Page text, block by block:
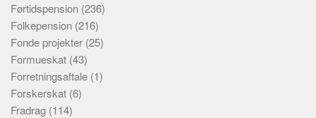
Førtidspension (236)
Folkepension (216)
Fonde projekter (25)
Formueskat (43)
Forretningsaftale (1)
Forskerskat (6)
Fradrag (114)